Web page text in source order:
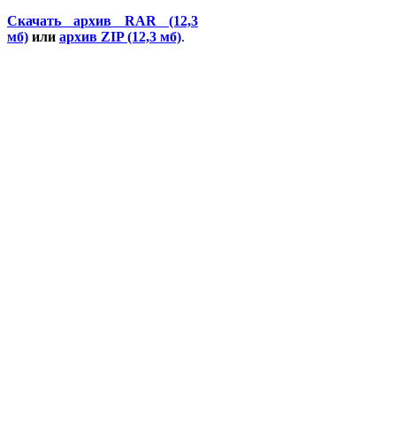
Скачать архив RAR (12,3
мб) или архив ZIP (12,3 мб).